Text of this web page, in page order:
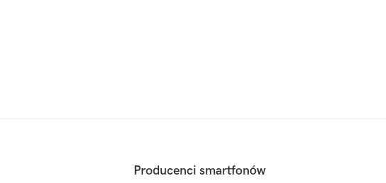
Producenci smartfonów